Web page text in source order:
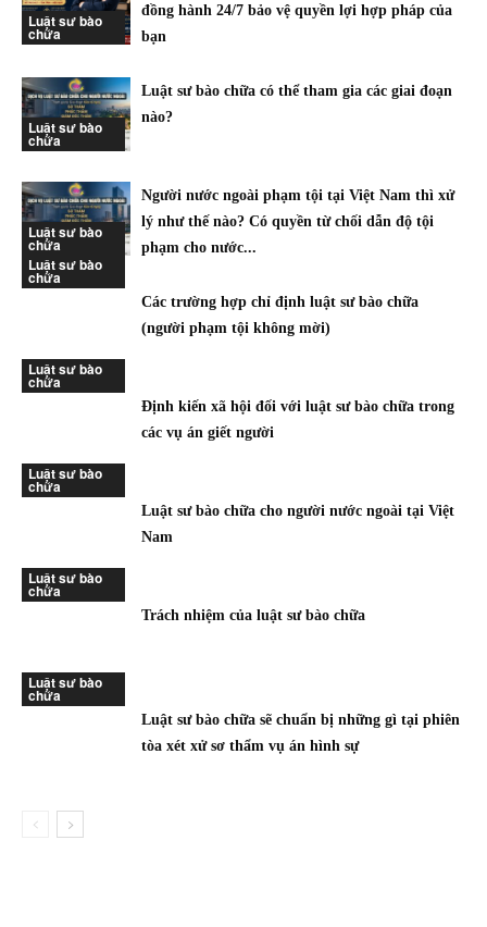
Luật sư bào
chữa
đồng hành 24/7 bảo vệ quyền lợi hợp pháp của
bạn
Luật sư bào
chữa
Luật sư bào chữa có thể tham gia các giai đoạn
nào?
Luật sư bào
chữa
Người nước ngoài phạm tội tại Việt Nam thì xử
lý như thế nào? Có quyền từ chối dẫn độ tội
phạm cho nước...
Luật sư bào
chữa
Các trường hợp chỉ định luật sư bào chữa
(người phạm tội không mời)
Luật sư bào
chữa
Định kiến xã hội đối với luật sư bào chữa trong
các vụ án giết người
Luật sư bào
chữa
Luật sư bào chữa cho người nước ngoài tại Việt
Nam
Luật sư bào
chữa
Trách nhiệm của luật sư bào chữa
Luật sư bào
chữa
Luật sư bào chữa sẽ chuẩn bị những gì tại phiên
tòa xét xử sơ thẩm vụ án hình sự